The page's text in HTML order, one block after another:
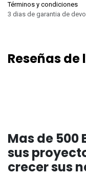
Términos y condiciones
3 dias de garantia de
Reseñas
Mas de 500
sus
crecer sus